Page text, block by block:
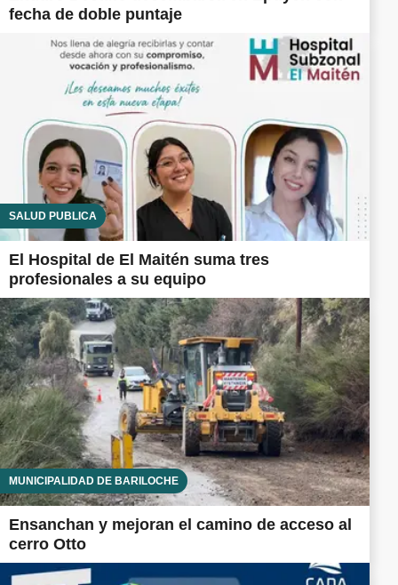
fecha de doble puntaje
SALUD PÚBLICA
El Hospital de El Maitén suma tres
profesionales a su equipo
MUNICIPALIDAD DE BARILOCHE
Ensanchan y mejoran el camino de acceso al
cerro Otto